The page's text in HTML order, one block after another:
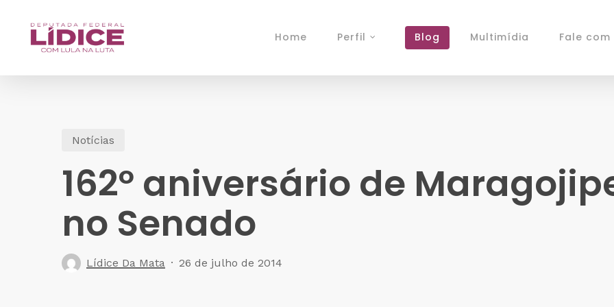
Home Perfil Blog Multimídia Fale com
Notícias
162º aniversário de
no Senado
Lídice Da Mata 26 de julho de 2014